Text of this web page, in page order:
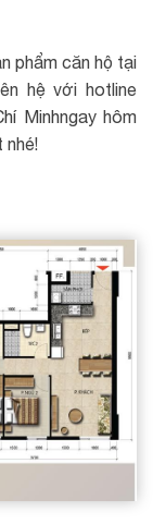
phẩm căn hộ tại
hệ với hotline
Minhngay hôm
nhé!